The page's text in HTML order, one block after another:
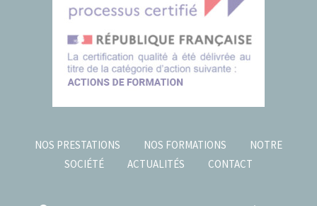
NOS PRESTATIONS NOS FORMATIONS
NOTRE
SOCIÉTÉ
ACTUALITÉS CONTACT